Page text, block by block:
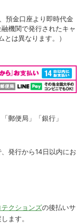
預金口座より即時代金
機関で発行されたキャ
は異なります。）
郵便局」「銀行」
発行から14日以内にお
クションズの後払いサ
ます。